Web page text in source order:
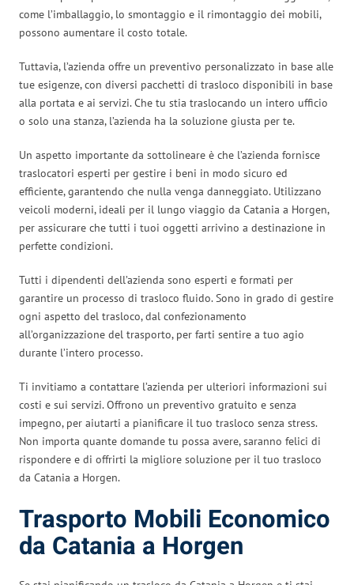
come l’imballaggio, lo smontaggio e il rimontaggio dei mobili,
possono aumentare il costo totale.
Tuttavia, l’azienda offre un preventivo personalizzato in base alle
tue esigenze, con diversi pacchetti di trasloco disponibili in base
alla portata e ai servizi. Che tu stia traslocando un intero ufficio
o solo una stanza, l’azienda ha la soluzione giusta per te.
Un aspetto importante da sottolineare è che l’azienda fornisce
traslocatori esperti per gestire i beni in modo sicuro ed
efficiente, garantendo che nulla venga danneggiato. Utilizzano
veicoli moderni, ideali per il lungo viaggio da Catania a Horgen,
per assicurare che tutti i tuoi oggetti arrivino a destinazione in
perfette condizioni.
Tutti i dipendenti dell’azienda sono esperti e formati per
garantire un processo di trasloco fluido. Sono in grado di gestire
ogni aspetto del trasloco, dal confezionamento
all’organizzazione del trasporto, per farti sentire a tuo agio
durante l’intero processo.
Ti invitiamo a contattare l’azienda per ulteriori informazioni sui
costi e sui servizi. Offrono un preventivo gratuito e senza
impegno, per aiutarti a pianificare il tuo trasloco senza stress.
Non importa quante domande tu possa avere, saranno felici di
rispondere e di offrirti la migliore soluzione per il tuo trasloco
da Catania a Horgen.
Trasporto Mobili Economico
da Catania a Horgen